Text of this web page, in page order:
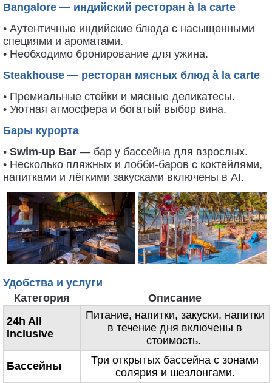
Bangalore — индийский ресторан à la carte
• Аутентичные индийские блюда с насыщенными
специями и ароматами.
• Необходимо бронирование для ужина.
Steakhouse — ресторан мясных блюд à la carte
• Премиальные стейки и мясные деликатесы.
• Уютная атмосфера и богатый выбор вина.
Бары курорта
• Swim-up Bar — бар у бассейна для взрослых.
• Несколько пляжных и лобби-баров с коктейлями,
напитками и лёгкими закусками включены в AI.
Удобства и услуги
Категория
Описание
24h All
Inclusive
Питание, напитки, закуски, напитки
в течение дня включены в
стоимость.
Бассейны
Три открытых бассейна с зонами
солярия и шезлонгами.